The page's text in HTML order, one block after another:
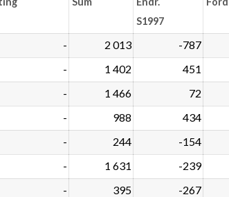
S1997
- 2 013 -787
- 1 402 451
- 1 466 72
- 988 434
- 244 -154
- 1 631 -239
- 395 -267